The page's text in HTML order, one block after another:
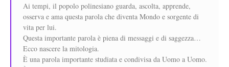
Ai tempi, il popolo polinesiano guarda, ascolta, apprende,
osserva e ama questa parola che diventa Mondo e sorgente di
vita per lui.
Questa importante parola è piena di messaggi e di saggezza…
Ecco nascere la mitologia.
È una parola importante studiata e condivisa da Uomo a Uomo.